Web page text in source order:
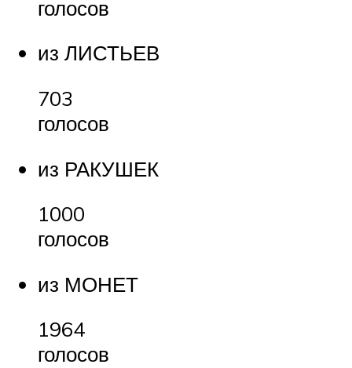
голосов
из ЛИСТЬЕВ
703
голосов
из РАКУШЕК
1000
голосов
из МОНЕТ
1964
голосов